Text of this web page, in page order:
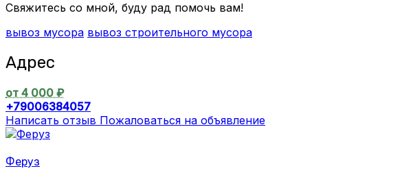
Свяжитесь со мной, буду рад помочь вам!
вывоз мусора вывоз строительного мусора
Адрес
от 4 000 ₽
+79006384057
Написать отзыв Пожаловаться на объявление
Феруз